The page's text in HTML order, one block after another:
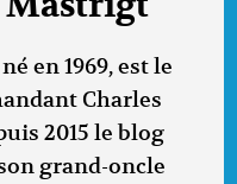
en 1969, est le
Charles
2015 le blog
grand-oncle